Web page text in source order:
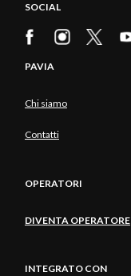
SOCIAL
PAVIA
Chi siamo
Contatti
OPERATORI
DIVENTA OPERATORE
INTEGRATO CON